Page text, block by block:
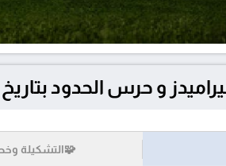
بتاريخ 2025-02-12 في الدوري المصري
🧩التشكيلة